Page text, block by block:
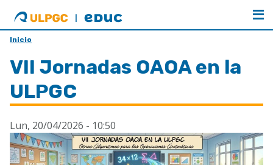
ULPGC
Facultad
de
la
Inicio
VII Jornadas OAOA en la
ULPGC
Lun, 20/04/2026 - 10:50